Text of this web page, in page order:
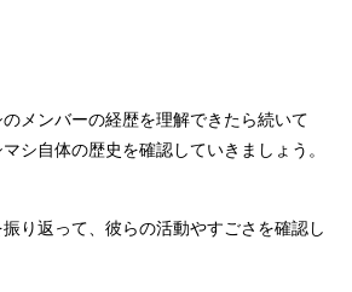
メンバーの経歴を理解できたら続いて
シ自体の歴史を確認していきましょう。
り返って、彼らの活動やすごさを確認し